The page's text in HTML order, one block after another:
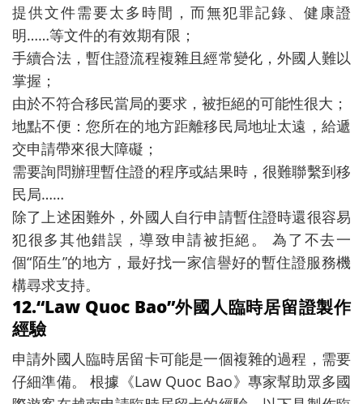
提供文件需要太多時間，而無犯罪記錄、健康證
明……等文件的有效期有限；
手續合法，暫住證流程複雜且經常變化，外國人難以
掌握；
由於不符合移民當局的要求，被拒絕的可能性很大；
地點不便：您所在的地方距離移民局地址太遠，給遞
交申請帶來很大障礙；
需要詢問辦理暫住證的程序或結果時，很難聯繫到移
民局……
除了上述困難外，外國人自行申請暫住證時還很容易
犯很多其他錯誤，導致申請被拒絕。 為了不去一
個“陌生”的地方，最好找一家信譽好的暫住證服務機
構尋求支持。
12.“Law Quoc Bao”外國人臨時居留證製作
經驗
申請外國人臨時居留卡可能是一個複雜的過程，需要
仔細準備。 根據《Law Quoc Bao》專家幫助眾多國